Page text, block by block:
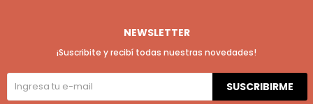
NEWSLETTER
¡Suscribite y recibí todas nuestras novedades!
SUSCRIBIRME